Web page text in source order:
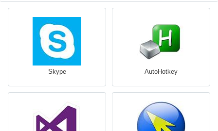
Skype AutoHotkey